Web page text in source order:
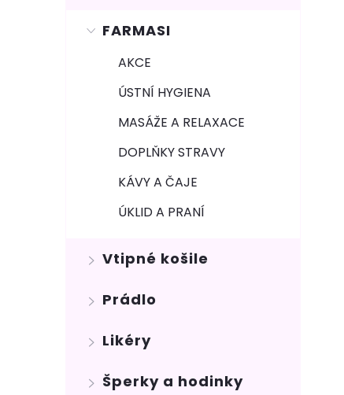
FARMASI
AKCE
ÚSTNÍ HYGIENA
MASÁŽE A RELAXACE
DOPLŇKY STRAVY
KÁVY A ČAJE
ÚKLID A PRANÍ
Vtipné košile
Prádlo
Likéry
Šperky a hodinky